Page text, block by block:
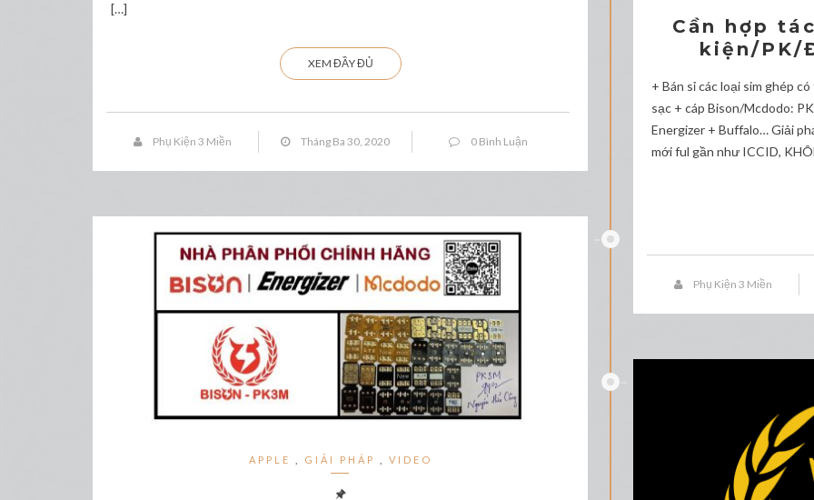
[…]
XEM ĐẦY ĐỦ
Phụ Kiện 3 Miền Tháng Ba 30, 2020 0 Bình Luận
Cần hợp
kiện/PK/
+ Bán sỉ các loại sim ghép
sạc + cáp Bison/Mcdodo:
Energizer + Buffalo… Giải
mới ful gần như ICCID,
Phụ Kiện 3 Miền
APPLE GIẢI PHÁP VIDEO